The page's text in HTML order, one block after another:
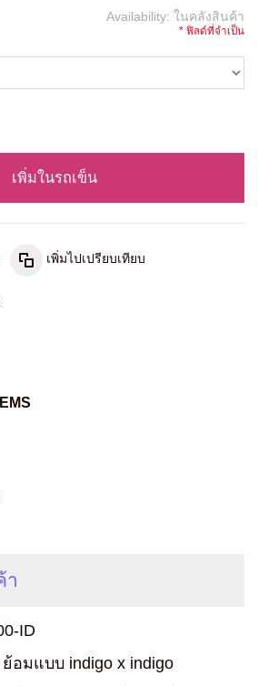
Availability: ในคลังสินค้า
* ฟิลด์ที่จำเป็น
เพิ่มในรถเข็น
เพิ่มไปเปรียบเทียบ
า
ID
อมแบบ indigo x indigo